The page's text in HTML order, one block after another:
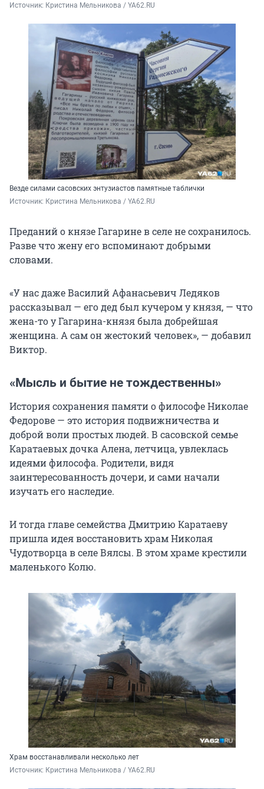
Источник: Кристина Мельникова / YA62.RU
Везде силами сасовских энтузиастов памятные таблички
Источник: Кристина Мельникова / YA62.RU
Преданий о князе Гагарине в селе не сохранилось.
Разве что жену его вспоминают добрыми
словами.
«У нас даже Василий Афанасьевич Ледяков
рассказывал — его дед был кучером у князя, — что
жена-то у Гагарина-князя была добрейшая
женщина. А сам он жестокий человек», — добавил
Виктор.
«Мысль и бытие не тождественны»
История сохранения памяти о философе Николае
Федорове — это история подвижничества и
доброй воли простых людей. В сасовской семье
Каратаевых дочка Алена, летчица, увлеклась
идеями философа. Родители, видя
заинтересованность дочери, и сами начали
изучать его наследие.
И тогда главе семейства Дмитрию Каратаеву
пришла идея восстановить храм Николая
Чудотворца в селе Вялсы. В этом храме крестили
маленького Колю.
Храм восстанавливали несколько лет
Источник: Кристина Мельникова / YA62.RU